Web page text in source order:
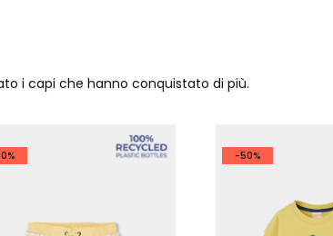
i capi che hanno conquistato di più.
-50%